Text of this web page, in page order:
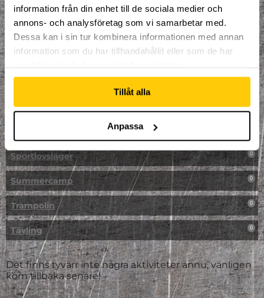
information från din enhet till de sociala medier och
annons- och analysföretag som vi samarbetar med.
Dessa kan i sin tur kombinera informationen med annan
information som du har tillhandahållit eller som de har
Tillåt alla
Anpassa
NPF-Träning
Parkour
Påsk på Dome
Påsklovsläger 0
Skateboard 0
Sportlovsläger 0
Summercamp 0
Trampolin 0
Tävling 0
Det finns tyvärr inte några aktiviteter ännu, vänligen
kom tillbaka senare!